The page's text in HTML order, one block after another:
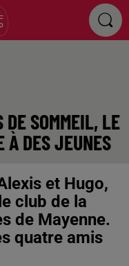
SOMMEIL, LE
À DES JEUNES
et Hugo,
club de la
de Mayenne.
quatre amis